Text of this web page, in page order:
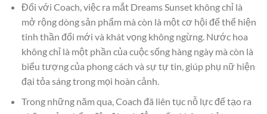
Đối với Coach, việc ra mắt Dreams Sunset không chỉ là
mở rộng dòng sản phẩm mà còn là một cơ hội để thể hiện
tinh thần đổi mới và khát vọng không ngừng. Nước hoa
không chỉ là một phần của cuộc sống hàng ngày mà còn là
biểu tượng của phong cách và sự tự tin, giúp phụ nữ hiện
đại tỏa sáng trong mọi hoàn cảnh.
Trong những năm qua, Coach đã liên tục nỗ lực để tạo ra